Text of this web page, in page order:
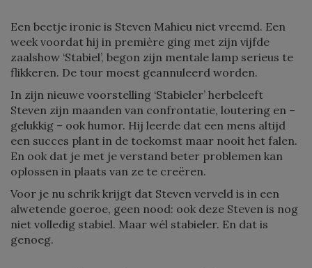
Een beetje ironie is Steven Mahieu niet vreemd. Een
week voordat hij in première ging met zijn vijfde
zaalshow ‘Stabiel’, begon zijn mentale lamp serieus te
flikkeren. De tour moest geannuleerd worden.
In zijn nieuwe voorstelling ‘Stabieler’ herbeleeft
Steven zijn maanden van confrontatie, loutering en –
gelukkig – ook humor. Hij leerde dat een mens altijd
een succes plant in de toekomst maar nooit het falen.
En ook dat je met je verstand beter problemen kan
oplossen in plaats van ze te creëren.
Voor je nu schrik krijgt dat Steven verveld is in een
alwetende goeroe, geen nood: ook deze Steven is nog
niet volledig stabiel. Maar wél stabieler. En dat is
genoeg.